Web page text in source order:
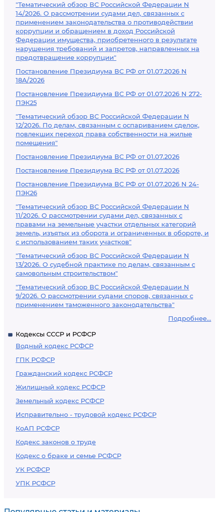
"Тематический обзор ВС Российской Федерации N
14/2026. О рассмотрении судами дел, связанных с
применением законодательства о противодействии
коррупции и обращением в доход Российской
Федерации имущества, приобретенного в результате
нарушения требований и запретов, направленных на
предотвращение коррупции"
Постановление Президиума ВС РФ от 01.07.2026 N
18А/2026
Постановление Президиума ВС РФ от 01.07.2026 N 272-
ПЭК25
"Тематический обзор ВС Российской Федерации N
12/2026. По делам, связанным с оспариванием сделок,
повлекших переход права собственности на жилые
помещения"
Постановление Президиума ВС РФ от 01.07.2026
Постановление Президиума ВС РФ от 01.07.2026
Постановление Президиума ВС РФ от 01.07.2026 N 24-
ПЭК26
"Тематический обзор ВС Российской Федерации N
11/2026. О рассмотрении судами дел, связанных с
правами на земельные участки отдельных категорий
земель, изъятых из оборота и ограниченных в обороте, и
с использованием таких участков"
"Тематический обзор ВС Российской Федерации N
13/2026. О судебной практике по делам, связанным с
самовольным строительством"
"Тематический обзор ВС Российской Федерации N
9/2026. О рассмотрении судами споров, связанных с
применением таможенного законодательства"
Подробнее...
Кодексы СССР и РСФСР
Водный кодекс РСФСР
ГПК РСФСР
Гражданский кодекс РСФСР
Жилищный кодекс РСФСР
Земельный кодекс РСФСР
Исправительно - трудовой кодекс РСФСР
КоАП РСФСР
Кодекс законов о труде
Кодекс о браке и семье РСФСР
УК РСФСР
УПК РСФСР